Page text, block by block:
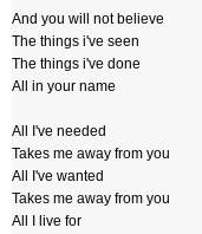
And you will not believe
The things i've seen
The things i've done
All in your name
All I've needed
Takes me away from you
All I've wanted
Takes me away from you
All I live for